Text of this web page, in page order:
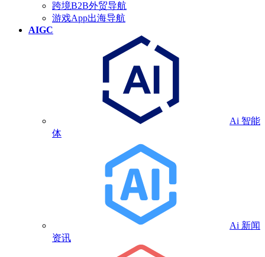
跨境B2B外贸导航
游戏App出海导航
AIGC
Ai 智能
体
Ai 新闻
资讯